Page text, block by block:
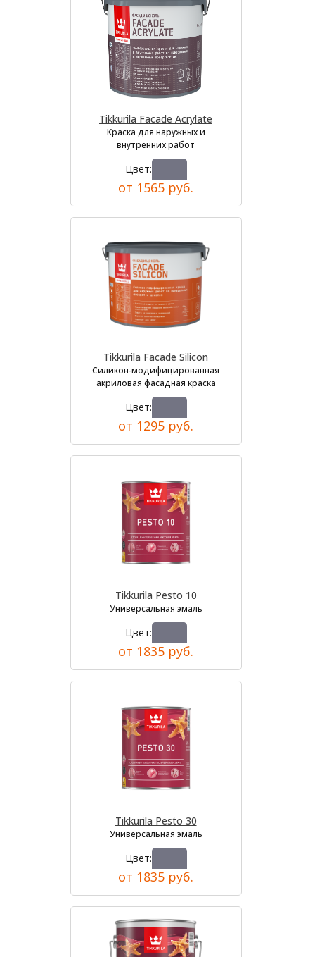
Tikkurila Facade Acrylate
Краска для наружных и
внутренних работ
Цвет:
от 1565 руб.
Tikkurila Facade Silicon
Силикон-модифицированная
акриловая фасадная краска
Цвет:
от 1295 руб.
Tikkurila Pesto 10
Универсальная эмаль
Цвет:
от 1835 руб.
Tikkurila Pesto 30
Универсальная эмаль
Цвет:
от 1835 руб.